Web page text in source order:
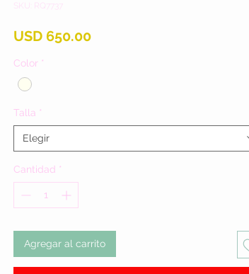
SKU: RQ7737
USD 650.00Precio
Color *
Talla *
Elegir
Cantidad *
Agregar al carrito